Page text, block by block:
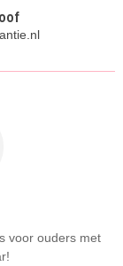
voor ouders met